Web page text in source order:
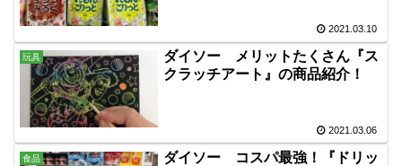
2021.03.10
玩具
ダイソー メリットたくさん『ス
クラッチアート』の商品紹介！
2021.03.06
食品
ダイソー コスパ最強！『ドリッ